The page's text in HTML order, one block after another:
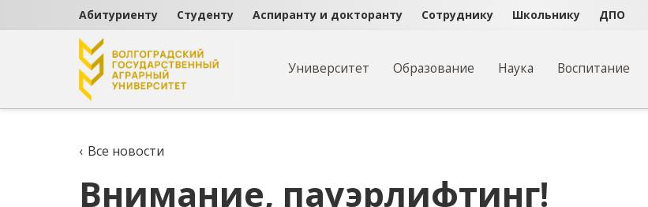
Абитуриенту Студенту Аспиранту и докторанту Сотруднику Школьнику ДПО
Университет Образование Наука Воспитание
Внимание, пауэрлифтинг!
‹ Все новости
Внимание, пауэрлифтинг!